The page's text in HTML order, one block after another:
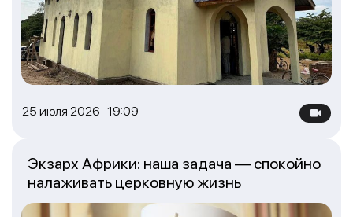
25 июля 2026 19:09
Экзарх Африки: наша задача — спокойно
налаживать церковную жизнь